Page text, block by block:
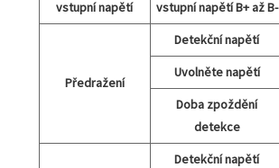
vstupní napětí
vstupní napětí B+ až B-
Předražení
Detekční napětí
Uvolněte napětí
Doba zpoždění
detekce
Detekční napětí